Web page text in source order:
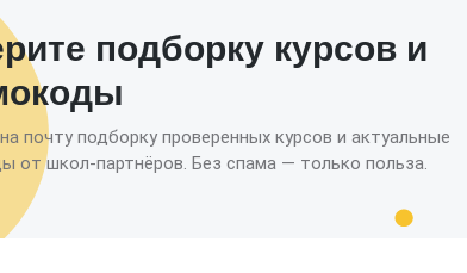
подборку курсов и
почту подборку проверенных курсов и актуальные
от школ-партнёров. Без спама — только польза.